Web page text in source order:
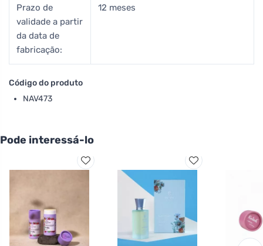
Prazo de
validade a partir
da data de
fabricação:
12 meses
Código do produto
NAV473
Pode interessá-lo